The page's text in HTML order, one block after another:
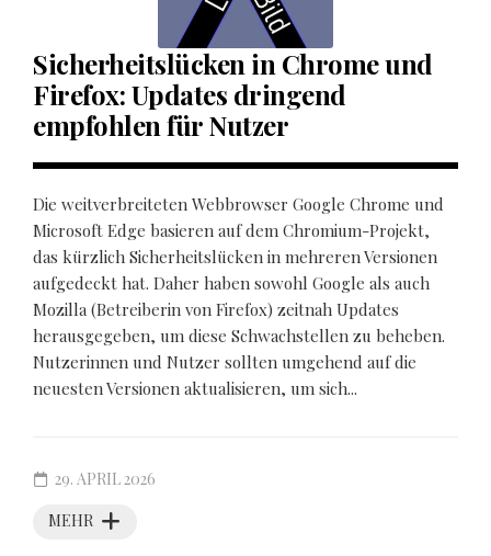
Sicherheitslücken in Chrome und
Firefox: Updates dringend
empfohlen für Nutzer
Die weitverbreiteten Webbrowser Google Chrome und
Microsoft Edge basieren auf dem Chromium-Projekt,
das kürzlich Sicherheitslücken in mehreren Versionen
aufgedeckt hat. Daher haben sowohl Google als auch
Mozilla (Betreiberin von Firefox) zeitnah Updates
herausgegeben, um diese Schwachstellen zu beheben.
Nutzerinnen und Nutzer sollten umgehend auf die
neuesten Versionen aktualisieren, um sich...
MEHR
29. APRIL 2026